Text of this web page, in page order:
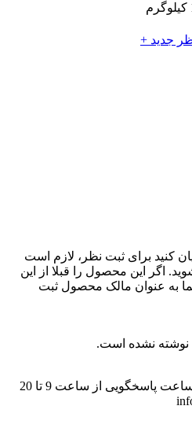
جدید +
کنید برای ثبت نظر، لازم است
اگر این محصول را قبلا از این
به عنوان مالک محصول ثبت
نوشته نشده است.
پاسخگویی از ساعت 9 تا 20